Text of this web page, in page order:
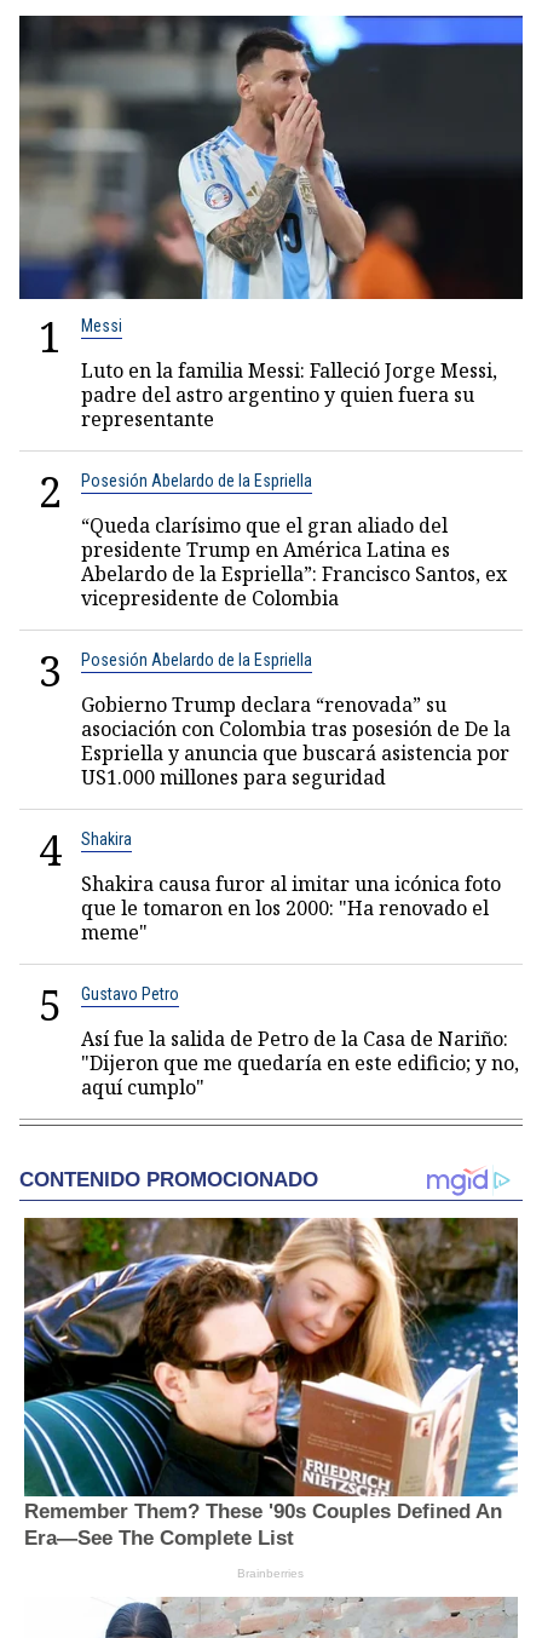
1 Messi
Luto en la familia Messi: Falleció Jorge Messi,
padre del astro argentino y quien fuera su
representante
2 Posesión Abelardo de la Espriella
“Queda clarísimo que el gran aliado del
presidente Trump en América Latina es
Abelardo de la Espriella”: Francisco Santos, ex
vicepresidente de Colombia
3 Posesión Abelardo de la Espriella
Gobierno Trump declara “renovada” su
asociación con Colombia tras posesión de De la
Espriella y anuncia que buscará asistencia por
US1.000 millones para seguridad
4 Shakira
Shakira causa furor al imitar una icónica foto
que le tomaron en los 2000: "Ha renovado el
meme"
5 Gustavo Petro
Así fue la salida de Petro de la Casa de Nariño:
"Dijeron que me quedaría en este edificio; y no,
aquí cumplo"